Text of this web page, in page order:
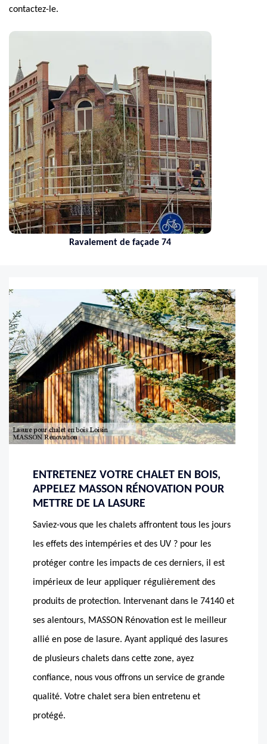
contactez-le.
Ravalement de façade 74
ENTRETENEZ VOTRE CHALET EN BOIS,
APPELEZ MASSON RÉNOVATION POUR
METTRE DE LA LASURE
Saviez-vous que les chalets affrontent tous les jours
les effets des intempéries et des UV ? pour les
protéger contre les impacts de ces derniers, il est
impérieux de leur appliquer régulièrement des
produits de protection. Intervenant dans le 74140 et
ses alentours, MASSON Rénovation est le meilleur
allié en pose de lasure. Ayant appliqué des lasures
de plusieurs chalets dans cette zone, ayez
confiance, nous vous offrons un service de grande
qualité. Votre chalet sera bien entretenu et
protégé.